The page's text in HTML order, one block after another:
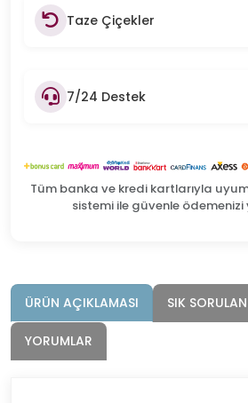
Taze Çiçekler
7/24 Destek
Tüm banka ve kredi kartlarıyla
sistemi ile güvenle
ÜRÜN AÇIKLAMASI SIK
YORUMLAR